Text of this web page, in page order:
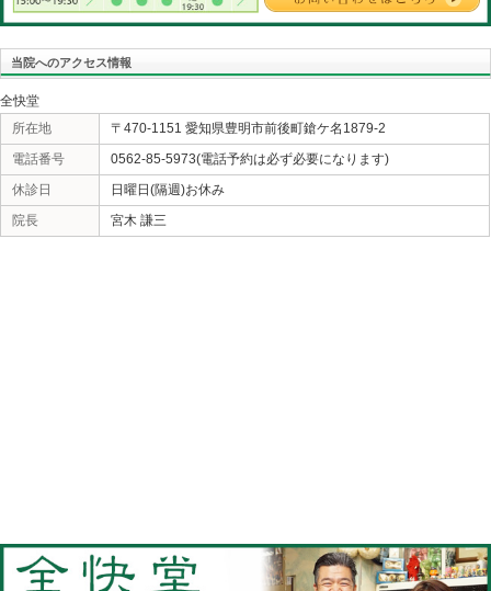
うにお願いしましょう！いつの時代も戦争を始めるのは
安全な場所に居るクソジジィで、戦争に行かされるのは
般国民です。米国に押し付けられた？憲法で有っても、
有れば何も恥じる事は有りません！何故なら70年以上戦
憶が確かなら世界に3ヶ国しか無いからです。
«武士の刀